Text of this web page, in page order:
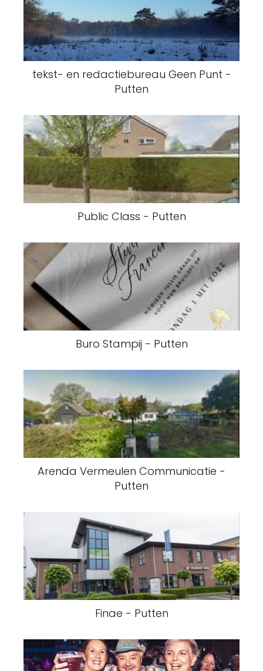
tekst- en redactiebureau Geen Punt -
Putten
Public Class - Putten
Buro Stampij - Putten
Arenda Vermeulen Communicatie -
Putten
Finae - Putten